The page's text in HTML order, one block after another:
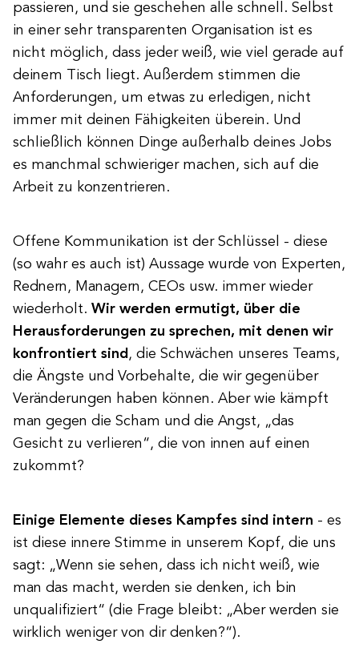
passieren, und sie geschehen alle schnell. Selbst
in einer sehr transparenten Organisation ist es
nicht möglich, dass jeder weiß, wie viel gerade auf
deinem Tisch liegt. Außerdem stimmen die
Anforderungen, um etwas zu erledigen, nicht
immer mit deinen Fähigkeiten überein. Und
schließlich können Dinge außerhalb deines Jobs
es manchmal schwieriger machen, sich auf die
Arbeit zu konzentrieren.
Offene Kommunikation ist der Schlüssel - diese
(so wahr es auch ist) Aussage wurde von Experten,
Rednern, Managern, CEOs usw. immer wieder
wiederholt. Wir werden ermutigt, über die
Herausforderungen zu sprechen, mit denen wir
konfrontiert sind , die Schwächen unseres Teams,
die Ängste und Vorbehalte, die wir gegenüber
Veränderungen haben können. Aber wie kämpft
man gegen die Scham und die Angst, „das
Gesicht zu verlieren“, die von innen auf einen
zukommt?
Einige Elemente dieses Kampfes sind intern - es
ist diese innere Stimme in unserem Kopf, die uns
sagt: „Wenn sie sehen, dass ich nicht weiß, wie
man das macht, werden sie denken, ich bin
unqualifiziert“ (die Frage bleibt: „Aber werden sie
wirklich weniger von dir denken?“).